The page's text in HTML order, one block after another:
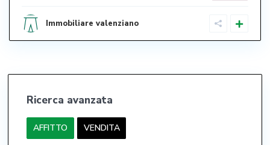
Immobiliare valenziano
Ricerca avanzata
AFFITTO VENDITA